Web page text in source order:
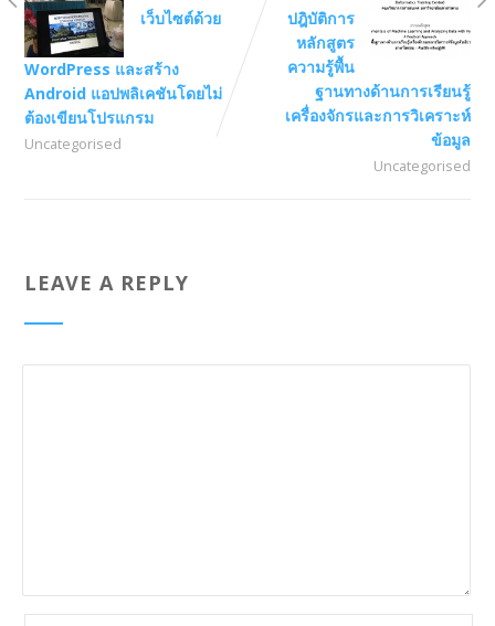
เว็บไซต์ด้วย
WordPress และสร้าง
Android แอปพลิเคชันโดยไม่
ต้องเขียนโปรแกรม
Uncategorised
ปฎิบัติการ
หลักสูตร
ความรู้พื้น
ฐานทางด้านการเรียนรู้
เครื่องจักรและการวิเคราะห์
ข้อมูล
Uncategorised
LEAVE A REPLY